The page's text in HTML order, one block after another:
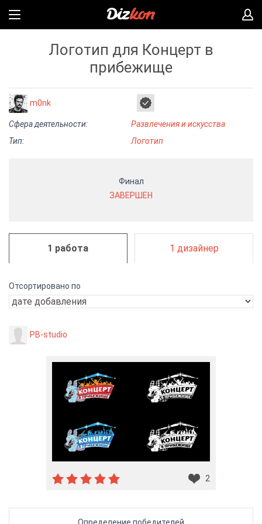
Логотип для Концерт в
прибежище
m0nk
Сфера деятельности:
Развлечения и искусства
Тип:
Логотип
Финал
ЗАВЕРШЕН
1 работа 1 дизайнер
Отсортировано по
PB-studio
2